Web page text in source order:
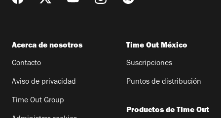
Acerca de nosotros
Contacto
Aviso de privacidad
Time Out Group
Time Out México
Suscripciones
Puntos de distribución
Productos de Time Out